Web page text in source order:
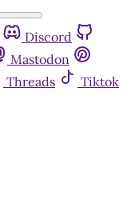
Discord
Mastodon
Threads
Tiktok